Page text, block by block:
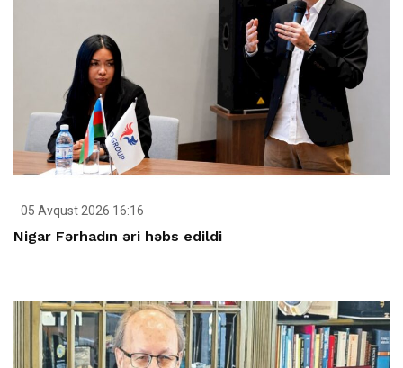
05 Avqust 2026 16:16
Nigar Fərhadın əri həbs edildi